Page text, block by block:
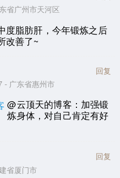
省广州市天河区
度脂肪肝，今年锻炼之后
改善了~
广东省惠州市
回复
@云顶天的博客：加强锻
炼身体，对自己肯定有好
省厦门市
回复